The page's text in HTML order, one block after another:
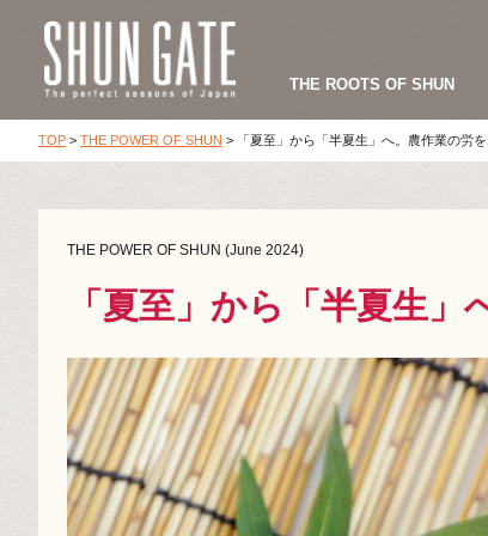
THE ROOTS OF SHUN
TOP > THE POWER OF SHUN > 「夏至」から「半夏生」へ。農作業の労
THE POWER OF SHUN (June 2024)
「夏至」から「半夏生